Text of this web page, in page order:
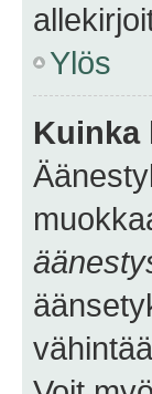
Ylös
Kuinka